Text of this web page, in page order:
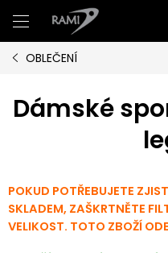
na
obsah
OBLEČENÍ
Dámské
POKUD POTŘEBUJETE
SKLADEM, ZAŠKRTNĚTE
VELIKOST. TOTO ZBOŽÍ